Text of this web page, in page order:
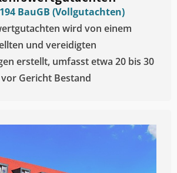
BauGB (Vollgutachten)
wird von einem
und vereidigten
erstellt, umfasst etwa 20 bis 30
Gericht Bestand